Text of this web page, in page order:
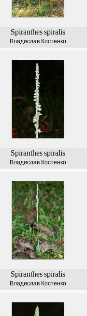
Spiranthes spiralis
Владислав Костенко
Spiranthes spiralis
Владислав Костенко
Spiranthes spiralis
Владислав Костенко